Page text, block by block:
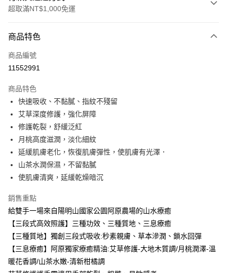
超取滿NT$1,000免運
信用卡一次付款
LINE Pay
街口支付
悠遊付
全盈+PAY
大哥付你分期
相關說明
【大哥付你分期使用說明】
2.付款方式選擇「大哥付你分期」，訂單成立後會自動跳轉到大哥付的交易
流程，驗證手機門號後，選擇欲分期的期數、繳款截止日，確認付款後即完
成交易。
3.實際核准額度、可分期數及費用金額請依後續交易確認頁面所載為準。
4.訂單成立30分鐘內，如未前往確認交易或遇審核未通過，訂單將自動取
法說明評估內容。
【繳款方式說明】
1.分期款項不併入電信帳單，「大哥付你分期」於每月結算日後寄送繳費提
相關說明
【關於「AFTEE先享後付」】
AFTEE先享後付是「在收到商品之後才付款」的支付方式。 讓您購物簡單
便利好安心！
１．簡單：不需註冊會員、不需綁卡、不需儲值。
２．便利：只要手機號碼，簡訊認證，即可結帳。
⭕超取僅提供付款後全家取貨
商品特色
商品編號
11552991
商品特色
快速吸收、不黏膩、指紋不殘留
艾草深度修護，強化屏障
修護乾裂，舒緩泛紅
月桃高度滋潤，淡化細紋
延緩肌膚老化，恢復肌膚彈性，使肌膚有光澤．
山茶水潤保濕，不留黏膩
使肌膚清爽，延緩乾燥暗沉
銷售重點
給雙手一場來自陽明山國家公園阿原農場的山水療癒
【三段式高效照護】三種功效、三種質地、三息療癒
【三種質地】獨創三段式吸收:秒素親膚、草本滲潤、鎖水回彈
【三息療癒】阿原獨家療癒精油:艾草修護-大地木質調/月桃潤澤-溫
暖花香調/山茶水嫩-清新柑橘調